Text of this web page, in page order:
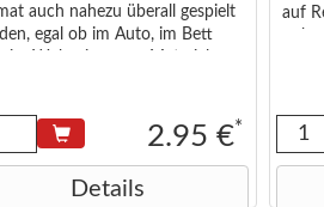
auch nahezu überall gespielt
egal ob im Auto, im Bett
2.95 €*
Details
auf